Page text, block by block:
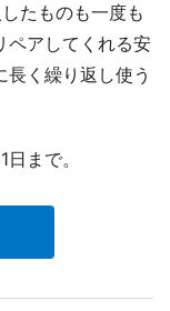
たものも一度も
ペアしてくれる安
く繰り返し使う
まで。